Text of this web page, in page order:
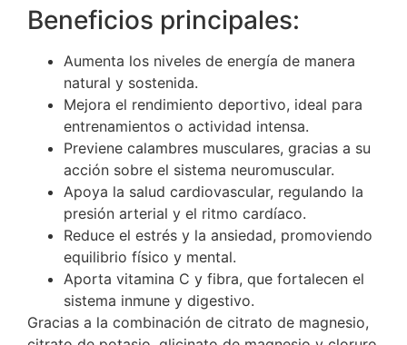
Beneficios principales:
Aumenta los niveles de energía de manera
natural y sostenida.
Mejora el rendimiento deportivo, ideal para
entrenamientos o actividad intensa.
Previene calambres musculares, gracias a su
acción sobre el sistema neuromuscular.
Apoya la salud cardiovascular, regulando la
presión arterial y el ritmo cardíaco.
Reduce el estrés y la ansiedad, promoviendo
equilibrio físico y mental.
Aporta vitamina C y fibra, que fortalecen el
sistema inmune y digestivo.
Gracias a la combinación de citrato de magnesio,